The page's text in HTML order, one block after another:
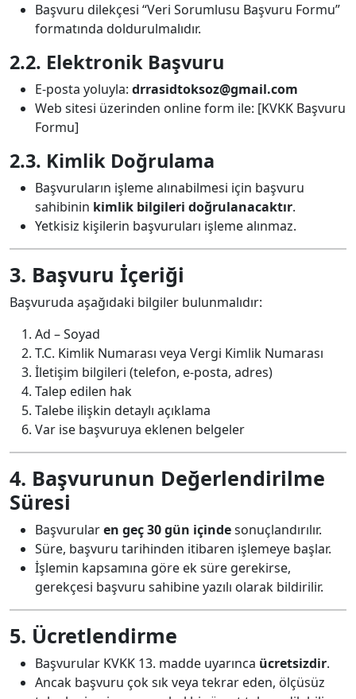
Başvuru dilekçesi “Veri Sorumlusu Başvuru Formu”
formatında doldurulmalıdır.
2.2. Elektronik Başvuru
E-posta yoluyla: drrasidtoksoz@gmail.com
Web sitesi üzerinden online form ile: [KVKK Başvuru
Formu]
2.3. Kimlik Doğrulama
Başvuruların işleme alınabilmesi için başvuru
sahibinin kimlik bilgileri doğrulanacaktır.
Yetkisiz kişilerin başvuruları işleme alınmaz.
3. Başvuru İçeriği
Başvuruda aşağıdaki bilgiler bulunmalıdır:
Ad – Soyad
T.C. Kimlik Numarası veya Vergi Kimlik Numarası
İletişim bilgileri (telefon, e-posta, adres)
Talep edilen hak
Talebe ilişkin detaylı açıklama
Var ise başvuruya eklenen belgeler
4. Başvurunun Değerlendirilme
Süresi
Başvurularen geç 30 gün içindesonuçlandırılır.
Süre, başvuru tarihinden itibaren işlemeye başlar.
İşlemin kapsamına göre ek süre gerekirse,
gerekçesi başvuru sahibine yazılı olarak bildirilir.
5. Ücretlendirme
Başvurular KVKK 13. madde uyarınca ücretsizdir.
Ancak başvuru çok sık veya tekrar eden, ölçüsüz